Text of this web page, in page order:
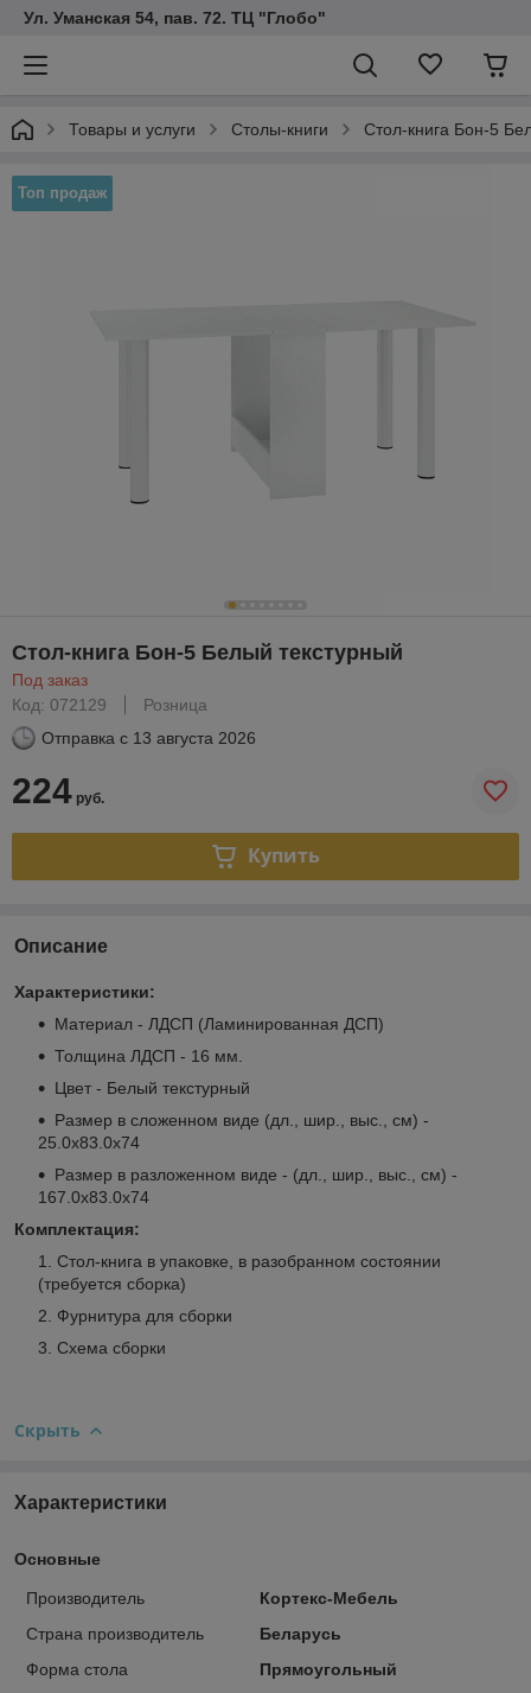
Ул. Уманская 54, пав. 72. ТЦ "Глобо"
Товары и услуги Столы-книги Стол-книга Бон-5
Топ продаж
Стол-книга Бон-5 Белый текстурный
Под заказ
Код: 072129
Розница
Отправка с 13 августа 2026
224 руб.
Купить
Описание
Характеристики:
Материал - ЛДСП (Ламинированная ДСП)
Толщина ЛДСП - 16 мм.
Цвет - Белый текстурный
Размер в сложенном виде (дл., шир., выс., см) -
25.0x83.0x74
Размер в разложенном виде - (дл., шир., выс., см) -
167.0x83.0x74
Комплектация:
Стол-книга в упаковке, в разобранном состоянии
(требуется сборка)
Фурнитура для сборки
Схема сборки
Скрыть
Характеристики
Основные
Производитель
Кортекс-Мебель
Страна производитель
Беларусь
Форма стола
Прямоугольный